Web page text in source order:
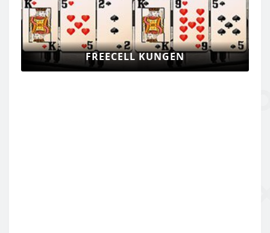
FREECELL KUNGEN